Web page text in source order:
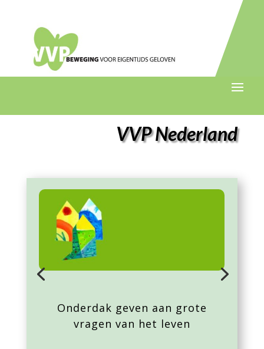
VVP Nederland
Onderdak geven aan grote
vragen van het leven